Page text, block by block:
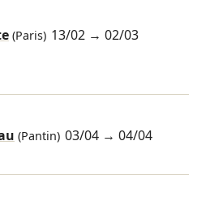
(Paris) 13/02 →02/03
(Pantin) 03/04 →04/04